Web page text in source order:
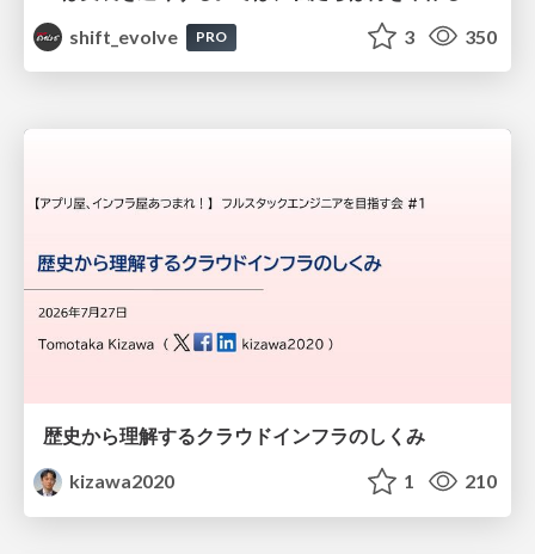
shift_evolve
PRO 3 350
歴史から理解するクラウドインフラのしくみ
kizawa2020
1 210